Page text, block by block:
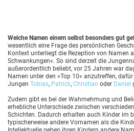
Welche Namen einem selbst besonders gut
wesentlich eine Frage des persönlichen
Kontext unterliegt die Rezeption von Namen
Schwankungen«. So sind derzeit die
außerordentlich beliebt, vor 25 Jahren war
Namen unter den »Top 10« anzutreffen,
Jungen Tobias, Patrick, Christian oder Daniel
Zudem gibt es bei der Wahrnehmung und
erhebliche Unterschiede zwischen
Schichten. Dadurch erhalten auch Kinder im
typischerweise andere Vornamen als die